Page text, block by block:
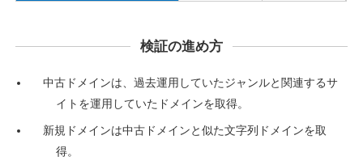
countdown-x.com
ジャンル その他
39 外部リンク数479 ドメイン年齢
10,800円
検証の進め方
中古ドメインは、過去運用していたジャンルと関連するサ
イトを運用していたドメインを取得。
新規ドメインは中古ドメインと似た文字列ドメインを取
得。